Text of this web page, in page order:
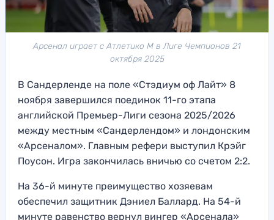
Арсенал играет с Атлетико М в Лиге Чемпионов 21
октября 2025
В Сандерленде на поле «Стэдиум оф Лайт» 8
ноября завершился поединок 11-го этапа
английской Премьер-Лиги сезона 2025/2026
между местным «Сандерлендом» и лондонским
«Арсеналом». Главным рефери выступил Крэйг
Поусон. Игра закончилась вничью со счетом 2:2.
На 36-й минуте преимущество хозяевам
обеспечил защитник Дэниел Баллард. На 54-й
минуте равенство вернул вингер «Арсенала»